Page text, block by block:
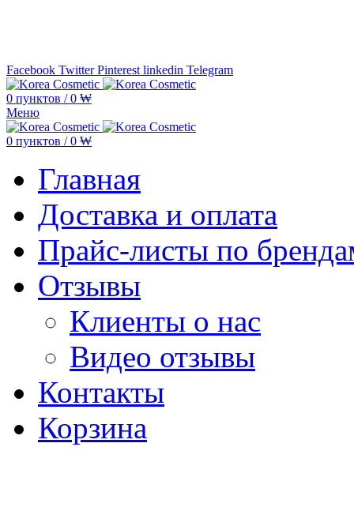
Facebook Twitter Pinterest linkedin Telegram
0 пунктов / 0 ₩
Меню
0 пунктов / 0 ₩
Главная
Доставка и оплата
Прайс-листы по
Отзывы
Клиенты о нас
Видео отзывы
Контакты
Корзина